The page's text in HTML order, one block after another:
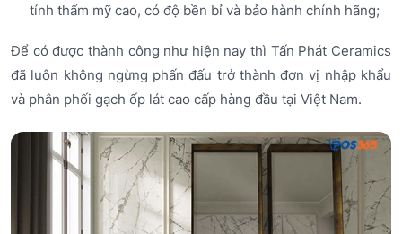
tính thẩm mỹ cao, có độ bền bỉ và bảo hành chính hãng;
Để có được thành công như hiện nay thì Tấn Phát Ceramics
đã luôn không ngừng phấn đấu trở thành đơn vị nhập khẩu
và phân phối gạch ốp lát cao cấp hàng đầu tại Việt Nam.